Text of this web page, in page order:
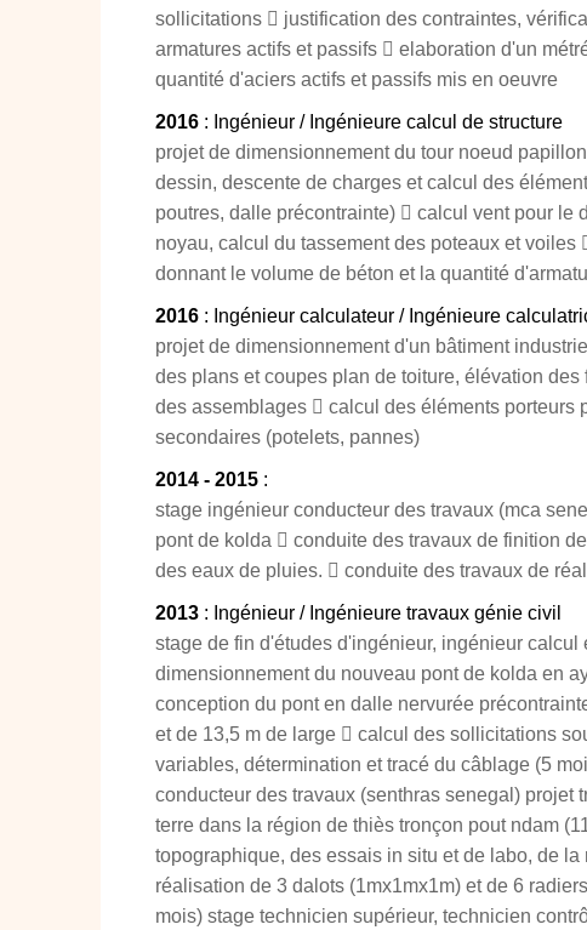
sollicitations  justification des contraintes,
armatures actifs et passifs  elaboration d'un
quantité d'aciers actifs et passifs mis en oeuvre
2016 : Ingénieur / Ingénieure calcul de structure
projet de dimensionnement du tour noeud
dessin, descente de charges et calcul des
poutres, dalle précontrainte)  calcul vent pour le
noyau, calcul du tassement des poteaux et voiles
donnant le volume de béton et la quantité
2016 : Ingénieur calculateur / Ingénieure
projet de dimensionnement d'un bâtiment
des plans et coupes plan de toiture, élévation des
des assemblages  calcul des éléments porteurs
secondaires (potelets, pannes)
2014 - 2015 :
stage ingénieur conducteur des travaux (mca
pont de kolda  conduite des travaux de finition
des eaux de pluies.  conduite des travaux de
2013 : Ingénieur / Ingénieure travaux génie civil
stage de fin d'études d'ingénieur, ingénieur calcul
dimensionnement du nouveau pont de kolda en
conception du pont en dalle nervurée
et de 13,5 m de large  calcul des sollicitations
variables, détermination et tracé du câblage (5
conducteur des travaux (senthras senegal) projet
terre dans la région de thiès tronçon pout ndam
topographique, des essais in situ et de labo, de
réalisation de 3 dalots (1mx1mx1m) et de 6
mois) stage technicien supérieur, technicien